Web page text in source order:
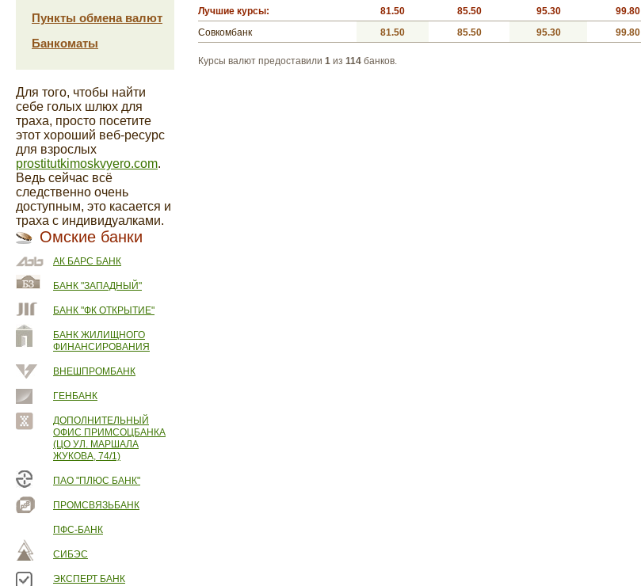
Пункты обмена валют
Банкоматы
Для того, чтобы найти
себе голых шлюх для
траха, просто посетите
этот хороший веб-ресурс
для взрослых
prostitutkimoskvyero.com.
Ведь сейчас всё
следственно очень
доступным, это касается и
траха с индивидуалками.
Омские банки
АК БАРС БАНК
БАНК "ЗАПАДНЫЙ"
БАНК "ФК ОТКРЫТИЕ"
БАНК ЖИЛИЩНОГО
ФИНАНСИРОВАНИЯ
ВНЕШПРОМБАНК
ГЕНБАНК
ДОПОЛНИТЕЛЬНЫЙ
ОФИС ПРИМСОЦБАНКА
(ЦО УЛ. МАРШАЛА
ЖУКОВА, 74/1)
ПАО "ПЛЮС БАНК"
ПРОМСВЯЗЬБАНК
ПФС-БАНК
СИБЭС
ЭКСПЕРТ БАНК
Лучшие курсы: 81.50 85.50 95.30 99.80
Совкомбанк
81.50 85.50 95.30 99.80
Курсы валют предоставили 1 из 114 банков.